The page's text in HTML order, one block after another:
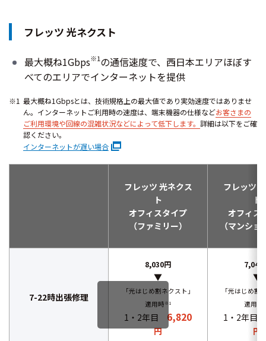
フレッツ 光ネクスト
最大概ね1Gbps※1の通信速度で、西日本エリアほぼす
べてのエリアでインターネットを提供
最大概ね1Gbpsとは、技術規格上の最大値であり実効速度ではありませ
ん。インターネットご利用時の速度は、端末機器の仕様などお客さまの
ご利用環境や回線の混雑状況などによって低下します。 詳細は以下をご確
認ください。
インターネットが遅い場合
フレッツ 光ネクス
ト
オフィスタイプ
（ファミリー）
フレッツ
ト
オフィス
（マンシ
7-22時出張修理
8,030円
▼
「光はじめ割ネクスト」
適用時※1
1・2年目 6,820
円
7,040
▼
「光はじめ割
適用時
1・2年目
円